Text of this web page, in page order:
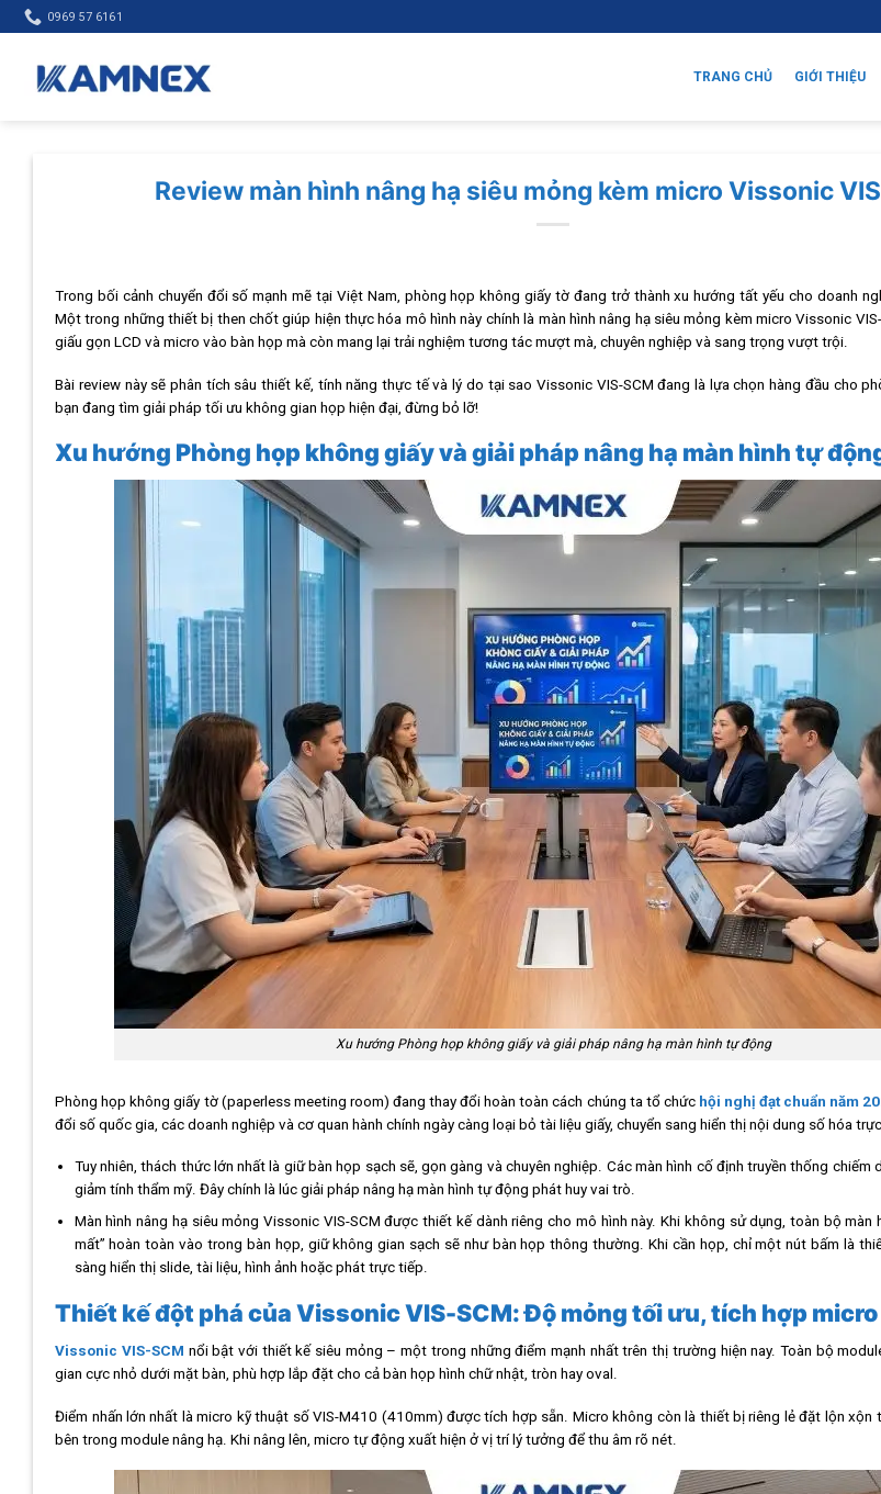
Skip
to
0969 57 6161
TRANG CHỦ GIỚI THIỆU
Review màn hình nâng hạ siêu mỏng kèm micro Vissonic
Trong bối cảnh chuyển đổi số mạnh mẽ tại Việt Nam, phòng họp không giấy tờ đang trở thành xu hướng tất yếu cho doanh
Một trong những thiết bị then chốt giúp hiện thực hóa mô hình này chính là màn hình nâng hạ siêu mỏng kèm micro Vissonic
giấu gọn LCD và micro vào bàn họp mà còn mang lại trải nghiệm tương tác mượt mà, chuyên nghiệp và sang trọng vượt trội.
Bài review này sẽ phân tích sâu thiết kế, tính năng thực tế và lý do tại sao Vissonic VIS-SCM đang là lựa chọn hàng đầu cho
bạn đang tìm giải pháp tối ưu không gian họp hiện đại, đừng bỏ lỡ!
Xu hướng Phòng họp không giấy và giải pháp nâng hạ màn hình tự
Xu hướng Phòng họp không giấy và giải pháp nâng hạ màn hình tự động
Phòng họp không giấy tờ (paperless meeting room) đang thay đổi hoàn toàn cách chúng ta tổ chức hội nghị đạt chuẩn năm
đổi số quốc gia, các doanh nghiệp và cơ quan hành chính ngày càng loại bỏ tài liệu giấy, chuyển sang hiển thị nội dung số hóa
Tuy nhiên, thách thức lớn nhất là giữ bàn họp sạch sẽ, gọn gàng và chuyên nghiệp. Các màn hình cố định truyền thống chiếm
giảm tính thẩm mỹ. Đây chính là lúc giải pháp nâng hạ màn hình tự động phát huy vai trò.
Màn hình nâng hạ siêu mỏng Vissonic VIS-SCM được thiết kế dành riêng cho mô hình này. Khi không sử dụng, toàn bộ màn
mất” hoàn toàn vào trong bàn họp, giữ không gian sạch sẽ như bàn họp thông thường. Khi cần họp, chỉ một nút bấm là
sàng hiển thị slide, tài liệu, hình ảnh hoặc phát trực tiếp.
Thiết kế đột phá của Vissonic VIS-SCM: Độ mỏng tối ưu, tích hợp micro
Vissonic VIS-SCM nổi bật với thiết kế siêu mỏng – một trong những điểm mạnh nhất trên thị trường hiện nay. Toàn bộ
gian cực nhỏ dưới mặt bàn, phù hợp lắp đặt cho cả bàn họp hình chữ nhật, tròn hay oval.
Điểm nhấn lớn nhất là micro kỹ thuật số VIS-M410 (410mm) được tích hợp sẵn. Micro không còn là thiết bị riêng lẻ đặt lộn xộn
bên trong module nâng hạ. Khi nâng lên, micro tự động xuất hiện ở vị trí lý tưởng để thu âm rõ nét.